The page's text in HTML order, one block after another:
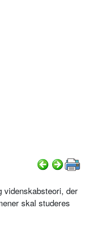
videnskabsteori, der
skal studeres